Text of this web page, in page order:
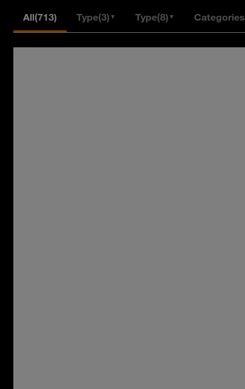
All(713) Type(3) ▼ Type(8) ▼ Categories